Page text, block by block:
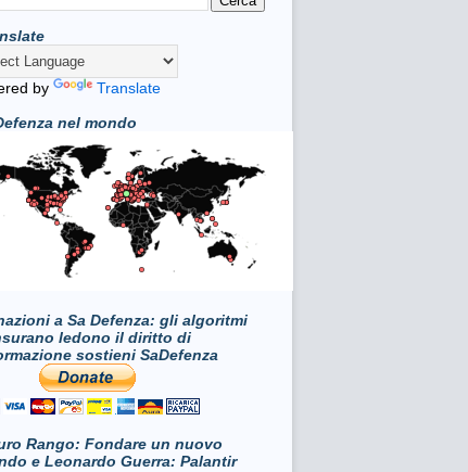
by
Translate
nel mondo
a Sa Defenza: gli algoritmi
ledono il diritto di
sostieni SaDefenza
Rango: Fondare un nuovo
e Leonardo Guerra: Palantir